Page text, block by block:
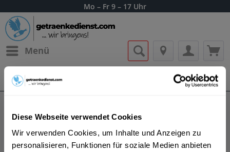
Diese Webseite verwendet Cookies
Wir verwenden Cookies, um Inhalte und Anzeigen zu
personalisieren, Funktionen für soziale Medien anbieten
Mo – Fr 9 – 17 Uhr
Menü
Bestellung widerrufen
Datenschutzerklärung
Yellow Rose Whiskey